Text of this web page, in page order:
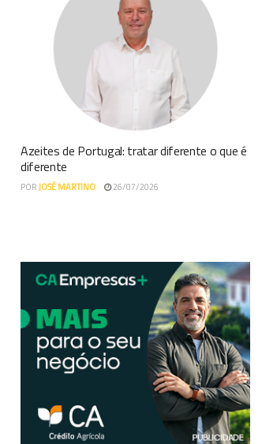
Azeites de Portugal: tratar diferente o que é
diferente
PORJOSÉ MARTINO 26/07/2026